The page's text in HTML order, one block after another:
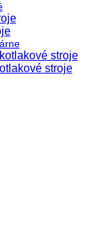
stroje
stroje